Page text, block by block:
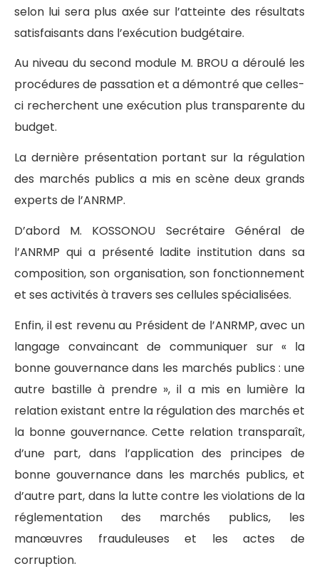
selon lui sera plus axée sur l’atteinte des résultats
satisfaisants dans l’exécution budgétaire.
Au niveau du second module M. BROU a déroulé les
procédures de passation et a démontré que celles-
ci recherchent une exécution plus transparente du
budget.
La dernière présentation portant sur la régulation
des marchés publics a mis en scène deux grands
experts de l’ANRMP.
D’abord M. KOSSONOU Secrétaire Général de
l’ANRMP qui a présenté ladite institution dans sa
composition, son organisation, son fonctionnement
et ses activités à travers ses cellules spécialisées.
Enfin, il est revenu au Président de l’ANRMP, avec un
langage convaincant de communiquer sur « la
bonne gouvernance dans les marchés publics : une
autre bastille à prendre », il a mis en lumière la
relation existant entre la régulation des marchés et
la bonne gouvernance. Cette relation transparaît,
d’une part, dans l’application des principes de
bonne gouvernance dans les marchés publics, et
d’autre part, dans la lutte contre les violations de la
réglementation des marchés publics, les
manœuvres frauduleuses et les actes de
corruption.